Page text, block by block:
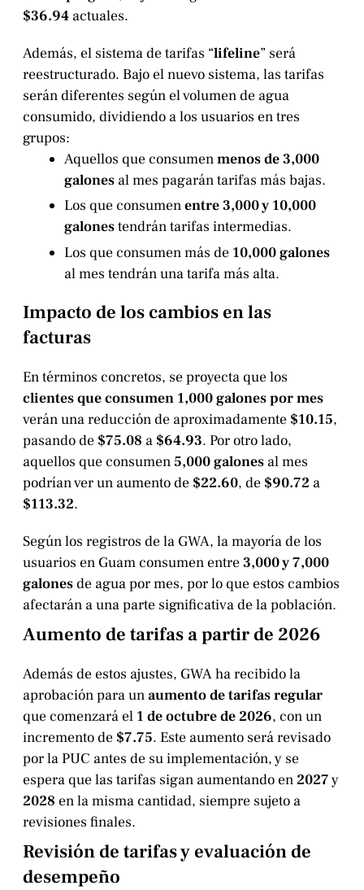
$36.94 actuales.
Además, el sistema de tarifas “lifeline” será
reestructurado. Bajo el nuevo sistema, las tarifas
serán diferentes según el volumen de agua
consumido, dividiendo a los usuarios en tres
grupos:
Aquellos que consumenmenos de 3,000
galones al mes pagarán tarifas más bajas.
Los que consumenentre 3,000 y 10,000
galonestendrán tarifas intermedias.
Los que consumen más de 10,000 galones
al mes tendrán una tarifa más alta.
Impacto de los cambios en las
facturas
En términos concretos, se proyecta que los
clientes que consumen 1,000 galones por mes
verán una reducción de aproximadamente $10.15,
pasando de $75.08 a $64.93. Por otro lado,
aquellos que consumen 5,000 galones al mes
podrían ver un aumento de $22.60, de $90.72 a
$113.32.
Según los registros de la GWA, la mayoría de los
usuarios en Guam consumen entre3,000 y 7,000
galonesde agua por mes, por lo que estos cambios
afectarán a una parte significativa de la población.
Aumento de tarifas a partir de 2026
Además de estos ajustes, GWA ha recibido la
aprobación para unaumento de tarifas regular
que comenzará el 1 de octubre de 2026, con un
incremento de $7.75. Este aumento será revisado
por la PUC antes de su implementación, y se
espera que las tarifas sigan aumentando en2027y
2028 en la misma cantidad, siempre sujeto a
revisiones finales.
Revisión de tarifas y evaluación de
desempeño